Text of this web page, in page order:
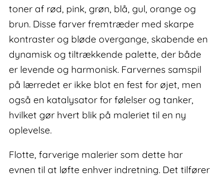
toner af rød, pink, grøn, blå, gul, orange og
brun. Disse farver fremtræder med skarpe
kontraster og bløde overgange, skabende en
dynamisk og tiltrækkende palette, der både
er levende og harmonisk. Farvernes samspil
på lærredet er ikke blot en fest for øjet, men
også en katalysator for følelser og tanker,
hvilket gør hvert blik på maleriet til en ny
oplevelse.
Flotte, farverige malerier som dette har
evnen til at løfte enhver indretning. Det tilfører